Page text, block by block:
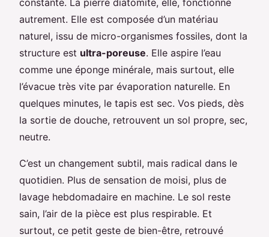
autrement. Elle est composée d’un matériau
naturel, issu de micro-organismes fossiles, dont la
structure est ultra-poreuse. Elle aspire l’eau
comme une éponge minérale, mais surtout, elle
l’évacue très vite par évaporation naturelle. En
quelques minutes, le tapis est sec. Vos pieds, dès
la sortie de douche, retrouvent un sol propre, sec,
neutre.
C’est un changement subtil, mais radical dans le
quotidien. Plus de sensation de moisi, plus de
lavage hebdomadaire en machine. Le sol reste
sain, l’air de la pièce est plus respirable. Et
surtout, ce petit geste de bien-être, retrouvé